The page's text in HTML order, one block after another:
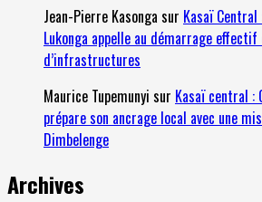
Jean-Pierre Kasonga sur Kasaï
Lukonga appelle au démarrage
d’infrastructures
Maurice Tupemunyi sur Kasaï central :
prépare son ancrage local avec une
Dimbelenge
Archives